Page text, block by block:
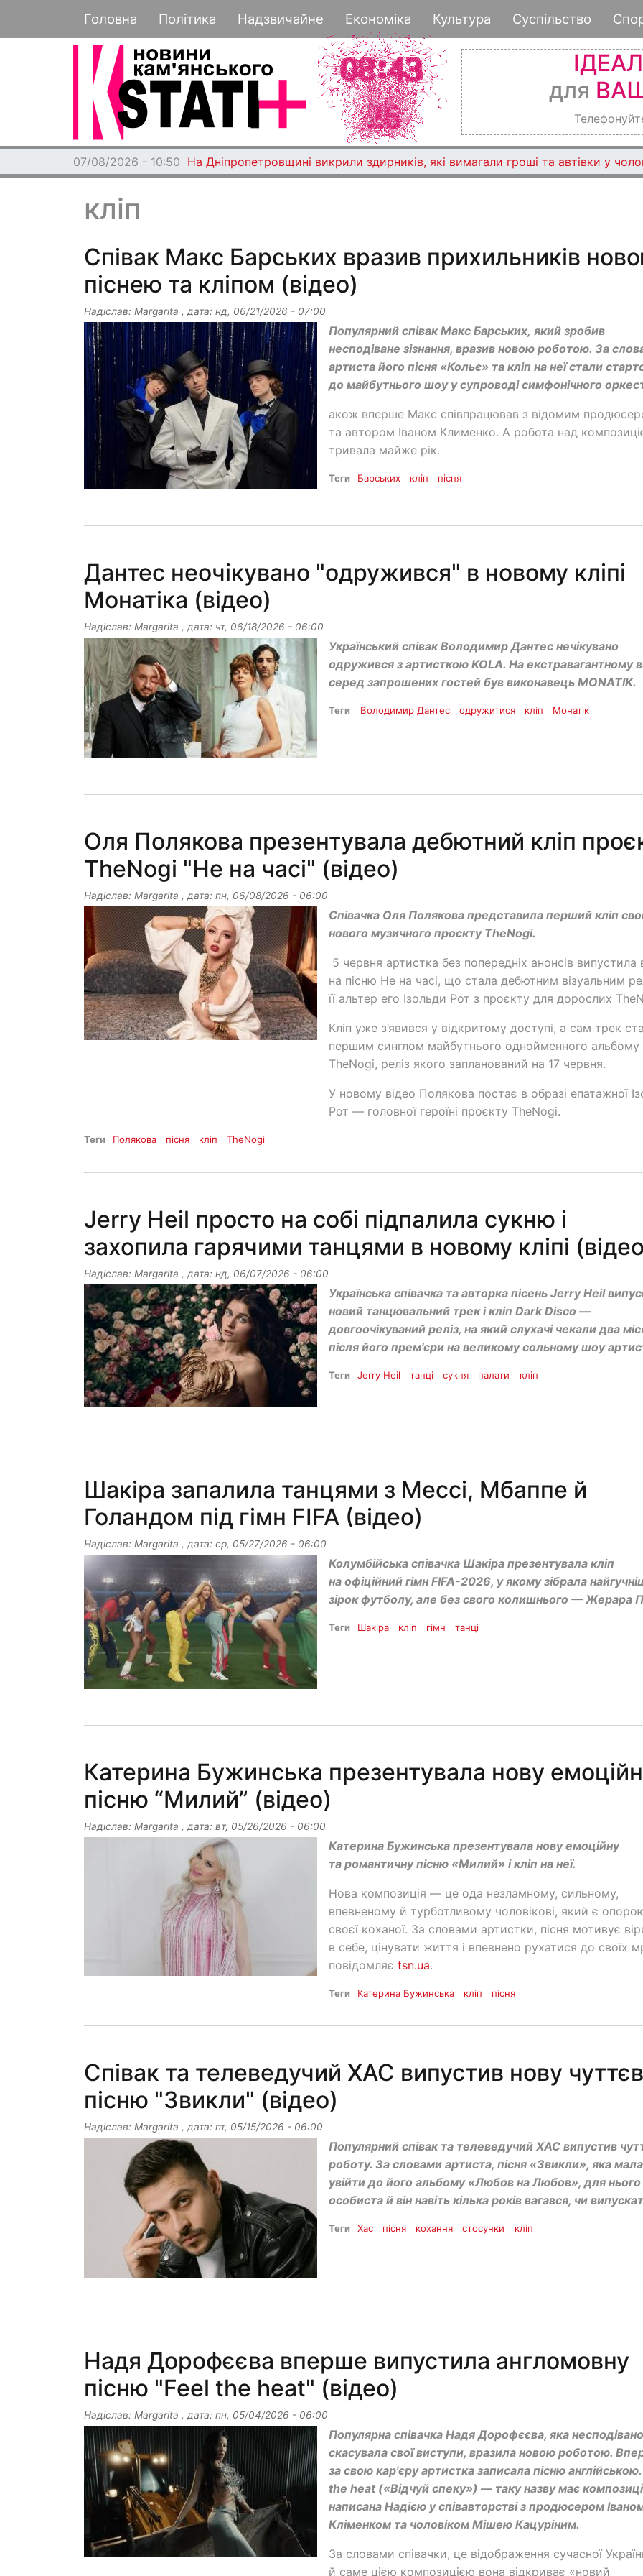
до
основного
Основная навигация
Головна Політика Надзвичайне Економіка Культура Суспільство
для
07/08/2026 - 10:50 На Дніпропетровщині викрили здирників, які вимагали гроші та автівки у
кліп
Співак Макс Барських вразив прихильників
піснею та кліпом (відео)
Надіслав: Margarita , дата: нд, 06/21/2026 - 07:00
Популярний співак Макс Барських, який зробив
несподіване зізнання, вразив новою роботою. За
артиста його пісня «Кольє» та кліп на неї стали
до майбутнього шоу у супроводі симфонічного
акож вперше Макс співпрацював з відомим
та автором Іваном Клименко. А робота над
тривала майже рік.
Теги Барських кліп пісня
Дантес неочікувано "одружився" в новому кліпі
Монатіка (відео)
Надіслав: Margarita , дата: чт, 06/18/2026 - 06:00
Український співак Володимир Дантес нечікувано
одружився з артисткою KOLA. На екстравагантному
серед запрошених гостей був виконавець MONATIK.
Теги Володимир Дантес одружитися кліп Монатік
Оля Полякова презентувала дебютний кліп
TheNogi "Не на часі" (відео)
Надіслав: Margarita , дата: пн, 06/08/2026 - 06:00
Співачка Оля Полякова представила перший кліп
нового музичного проєкту TheNogi.
5 червня артистка без попередніх анонсів випустила
на пісню Не на часі, що стала дебютним візуальним
її альтер его Ізольди Рот з проєкту для дорослих
Кліп уже з’явився у відкритому доступі, а сам трек
першим синглом майбутнього однойменного альбому
TheNogi, реліз якого запланований на 17 червня.
У новому відео Полякова постає в образі епатажної
Рот — головної героїні проєкту TheNogi.
Теги Полякова пісня кліп TheNogi
Jerry Heil просто на собі підпалила сукню і
захопила гарячими танцями в новому кліпі
Надіслав: Margarita , дата: нд, 06/07/2026 - 06:00
Українська співачка та авторка пісень Jerry Heil
новий танцювальний трек і кліп Dark Disco —
довгоочікуваний реліз, на який слухачі чекали два
після його прем’єри на великому сольному шоу
Теги Jerry Heil танці сукня палати кліп
Шакіра запалила танцями з Мессі, Мбаппе й
Голандом під гімн FIFA (відео)
Надіслав: Margarita , дата: ср, 05/27/2026 - 06:00
Колумбійська співачка Шакіра презентувала кліп
на офіційний гімн FIFA-2026, у якому зібрала
зірок футболу, але без свого колишнього — Жерара
Теги Шакіра кліп гімн танці
Катерина Бужинська презентувала нову
пісню “Милий” (відео)
Надіслав: Margarita , дата: вт, 05/26/2026 - 06:00
Катерина Бужинська презентувала нову емоційну
та романтичну пісню «Милий» і кліп на неї.
Нова композиція — це ода незламному, сильному,
впевненому й турботливому чоловікові, який є
своєї коханої. За словами артистки, пісня мотивує
в себе, цінувати життя і впевнено рухатися до своїх
повідомляє tsn.ua.
Теги Катерина Бужинська кліп пісня
Співак та телеведучий ХАС випустив нову
пісню "Звикли" (відео)
Надіслав: Margarita , дата: пт, 05/15/2026 - 06:00
Популярний співак та телеведучий ХАС випустив
роботу. За словами артиста, пісня «Звикли», яка мала
увійти до його альбому «Любов на Любов», для
особиста й він навіть кілька років вагався, чи
Теги Хас пісня кохання стосунки кліп
Надя Дорофєєва вперше випустила англомовну
пісню "Feel the heat" (відео)
Надіслав: Margarita , дата: пн, 05/04/2026 - 06:00
Популярна співачка Надя Дорофєєва, яка несподівано
скасувала свої виступи, вразила новою роботою.
за свою кар'єру артистка записала пісню
the heat («Відчуй спеку») — таку назву має
написана Надією у співавторстві з продюсером
Кліменком та чоловіком Мішею Кацуріним.
За словами співачки, це відображення сучасної
й саме цією композицією вона відкриває «новий